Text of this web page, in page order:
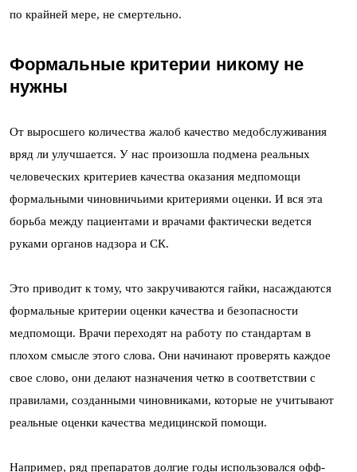
по крайней мере, не смертельно.
Формальные критерии никому не
нужны
От выросшего количества жалоб качество медобслуживания
вряд ли улучшается. У нас произошла подмена реальных
человеческих критериев качества оказания медпомощи
формальными чиновничьими критериями оценки. И вся эта
борьба между пациентами и врачами фактически ведется
руками органов надзора и СК.
Это приводит к тому, что закручиваются гайки, насаждаются
формальные критерии оценки качества и безопасности
медпомощи. Врачи переходят на работу по стандартам в
плохом смысле этого слова. Они начинают проверять каждое
свое слово, они делают назначения четко в соответствии с
правилами, созданными чиновниками, которые не учитывают
реальные оценки качества медицинской помощи.
Например, ряд препаратов долгие годы использовался офф-